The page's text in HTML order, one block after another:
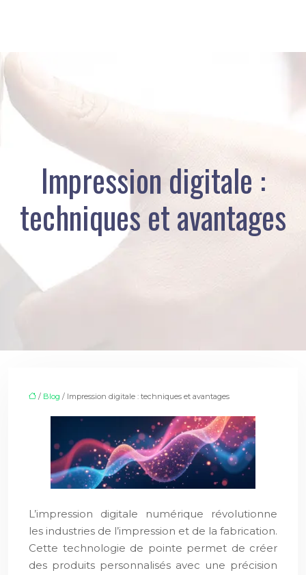
Impression digitale :
techniques et avantages
/ Blog / Impression digitale : techniques et avantages
L’impression digitale numérique révolutionne
les industries de l’impression et de la fabrication.
Cette technologie de pointe permet de créer
des produits personnalisés avec une précision